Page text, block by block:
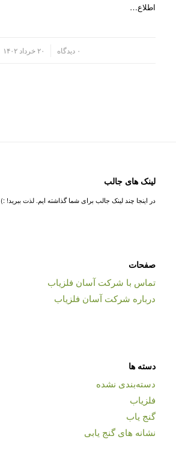
اطلاع…
۰ دیدگاه ۲۰ خرداد ۱۴۰۲
لینک های جالب
در اینجا چند لینک جالب برای شما گذاشته ایم. لذت ببرید! :)
صفحات
تماس با شرکت آسان فلزیاب
درباره شرکت آسان فلزیاب
دسته ها
دسته‌بندی نشده
فلزیاب
گنج یاب
نشانه های گنج یابی